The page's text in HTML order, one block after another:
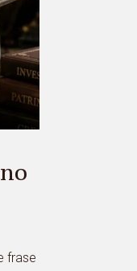
frase